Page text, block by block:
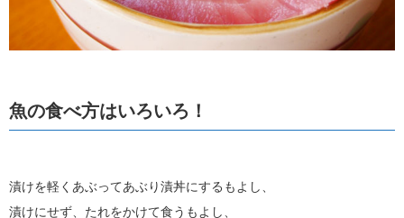
魚の食べ方はいろいろ！
漬けを軽くあぶってあぶり漬丼にするもよし、
漬けにせず、たれをかけて食うもよし、